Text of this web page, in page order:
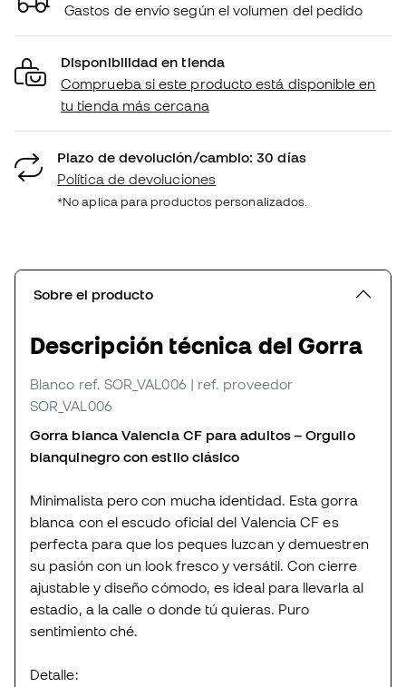
Gastos de envío según el volumen del pedido
Disponibilidad en tienda
Comprueba si este producto está disponible en
tu tienda más cercana
Plazo de devolución/cambio: 30 días
Política de devoluciones
*No aplica para productos personalizados.
Sobre el producto
Descripción técnica del Gorra
Blanco ref. SOR_VAL006 | ref. proveedor
SOR_VAL006
Gorra blanca Valencia CF para adultos – Orgullo
blanquinegro con estilo clásico
Minimalista pero con mucha identidad. Esta gorra
blanca con el escudo oficial del Valencia CF es
perfecta para que los peques luzcan y demuestren
su pasión con un look fresco y versátil. Con cierre
ajustable y diseño cómodo, es ideal para llevarla al
estadio, a la calle o donde tú quieras. Puro
sentimiento ché.
Detalle: